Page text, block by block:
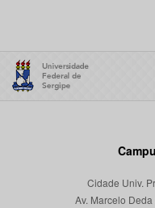
Cidade Univ.
Av. Marcelo